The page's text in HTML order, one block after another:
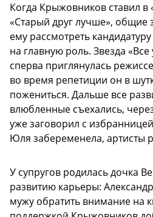
Когда Крыжовников ставил в
«Старый друг лучше»,
ему рассмотреть
на главную роль. Звезда «Все
сперва приглянулась
во время репетиции он в
пожениться. Дальше все
влюбленные съехались,
уже заговорил с
Юля забеременела, артисты
У супругов родилась дочка
развитию карьеры:
мужу обратить внимание на